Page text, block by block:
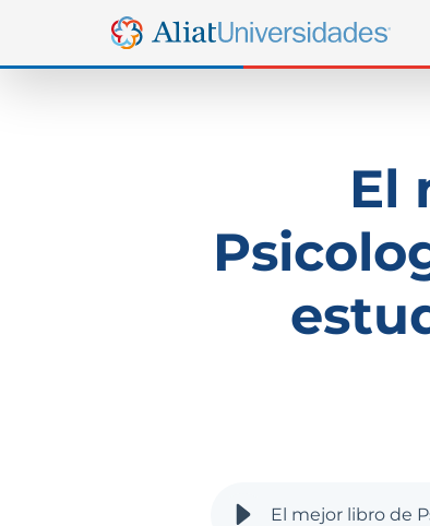
El
El mejor libro de